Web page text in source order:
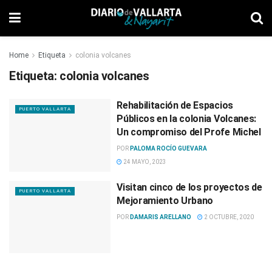
Home Etiqueta colonia volcanes
Etiqueta: colonia volcanes
PUERTO VALLARTA
Rehabilitación de Espacios
Públicos en la colonia Volcanes:
Un compromiso del Profe Michel
POR PALOMA ROCÍO GUEVARA
24 MAYO, 2023
PUERTO VALLARTA
Visitan cinco de los proyectos de
Mejoramiento Urbano
POR DAMARIS ARELLANO 2 OCTUBRE, 2020